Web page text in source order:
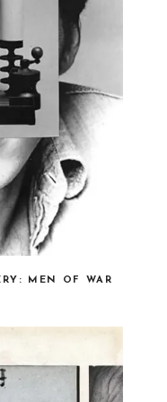
MEN OF WAR